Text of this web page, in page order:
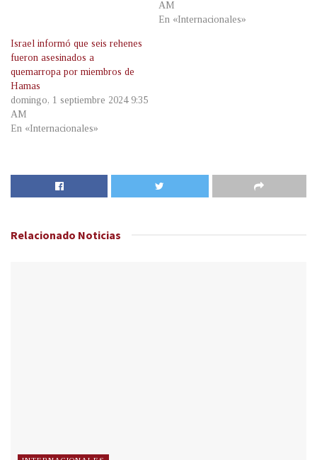
AM
En «Internacionales»
Israel informó que seis rehenes
fueron asesinados a
quemarropa por miembros de
Hamas
domingo, 1 septiembre 2024 9:35
AM
En «Internacionales»
Relacionado Noticias